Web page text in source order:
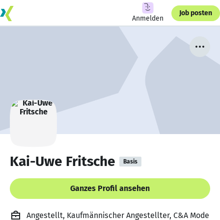
Anmelden
Job posten
Kai-Uwe Fritsche Basis
Ganzes Profil ansehen
Angestellt, Kaufmännischer Angestellter, C&A Mode